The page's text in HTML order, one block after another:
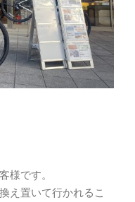
様です。
え置いて行かれるこ